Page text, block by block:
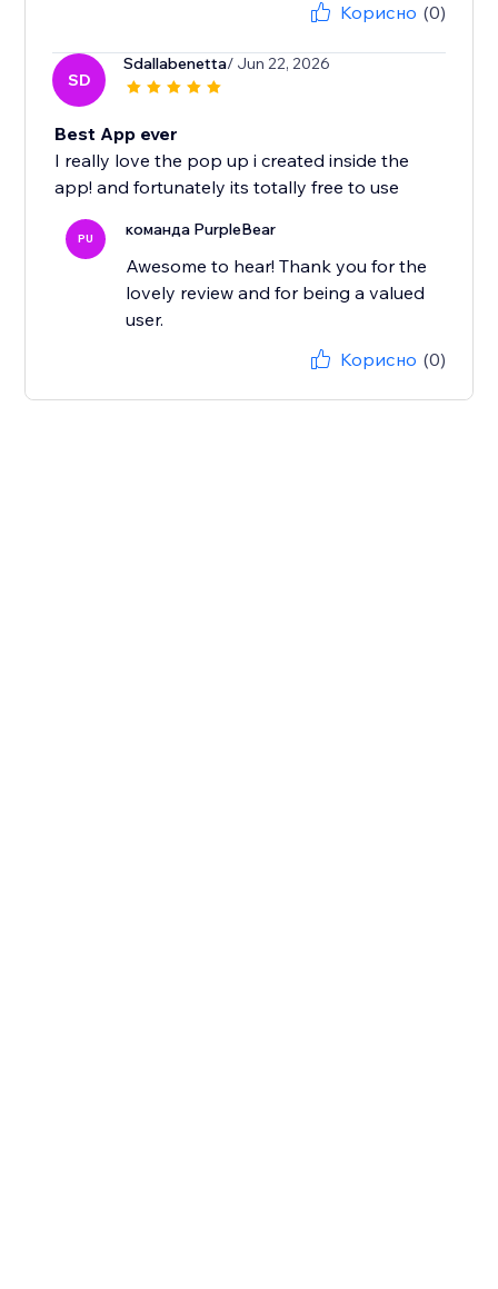
Корисно (0)
SD
Sdallabenetta/ Jun 22, 2026
Best App ever
I really love the pop up i created inside the
app! and fortunately its totally free to use
PU команда PurpleBear
Awesome to hear! Thank you for the
lovely review and for being a valued
user.
Корисно (0)